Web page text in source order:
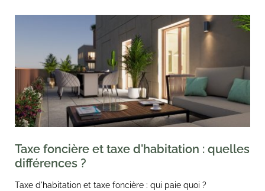
Taxe foncière et taxe d'habitation : quelles
différences ?
Taxe d'habitation et taxe foncière : qui paie quoi ?